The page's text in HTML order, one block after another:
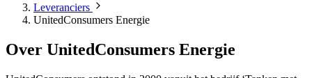
Leveranciers
UnitedConsumers Energie
Over UnitedConsumers Energie